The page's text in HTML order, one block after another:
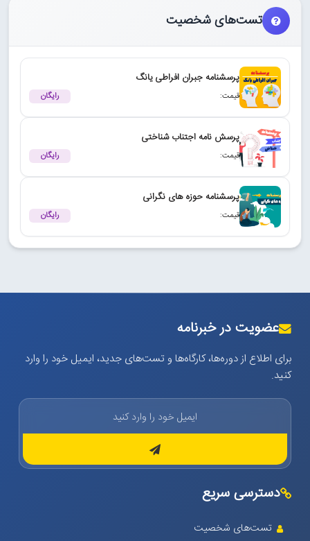
تست‌های شخصیت
پرسشنامه جبران افراطی یانگ
قیمت: رایگان
پرسش نامه اجتناب شناختی
قیمت: رایگان
پرسشنامه حوزه های نگرانی
قیمت: رایگان
عضویت در خبرنامه
برای اطلاع از دوره‌ها، کارگاه‌ها و تست‌های جدید، ایمیل خود را وارد
کنید.
دسترسی سریع
تست‌های شخصیت